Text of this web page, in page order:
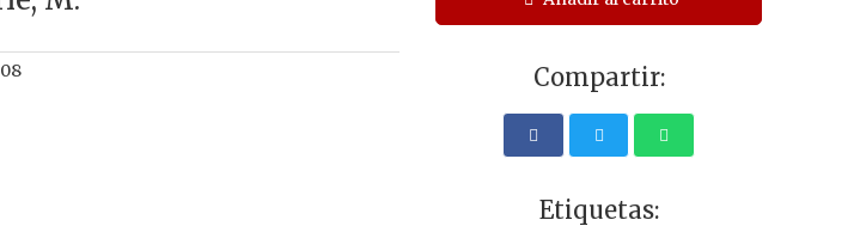
Compartir:
Etiquetas: